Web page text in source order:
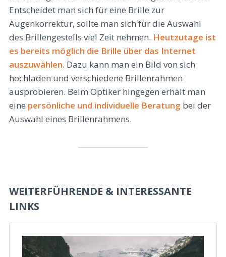
Entscheidet man sich für eine Brille zur
Augenkorrektur, sollte man sich für die Auswahl
des Brillengestells viel Zeit nehmen. Heutzutage ist
es bereits möglich die Brille über das Internet
auszuwählen. Dazu kann man ein Bild von sich
hochladen und verschiedene Brillenrahmen
ausprobieren. Beim Optiker hingegen erhält man
eine persönliche und individuelle Beratung bei der
Auswahl eines Brillenrahmens.
WEITERFÜHRENDE & INTERESSANTE
LINKS